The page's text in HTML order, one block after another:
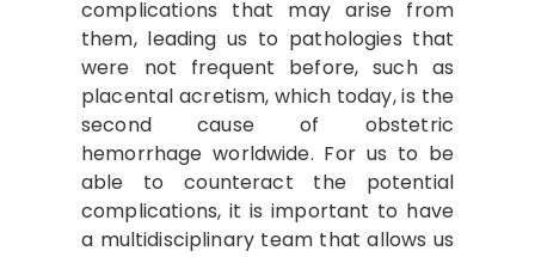
complications that may arise from
them, leading us to pathologies that
were not frequent before, such as
placental acretism, which today, is the
second cause of obstetric
hemorrhage worldwide. For us to be
able to counteract the potential
complications, it is important to have
a multidisciplinary team that allows us